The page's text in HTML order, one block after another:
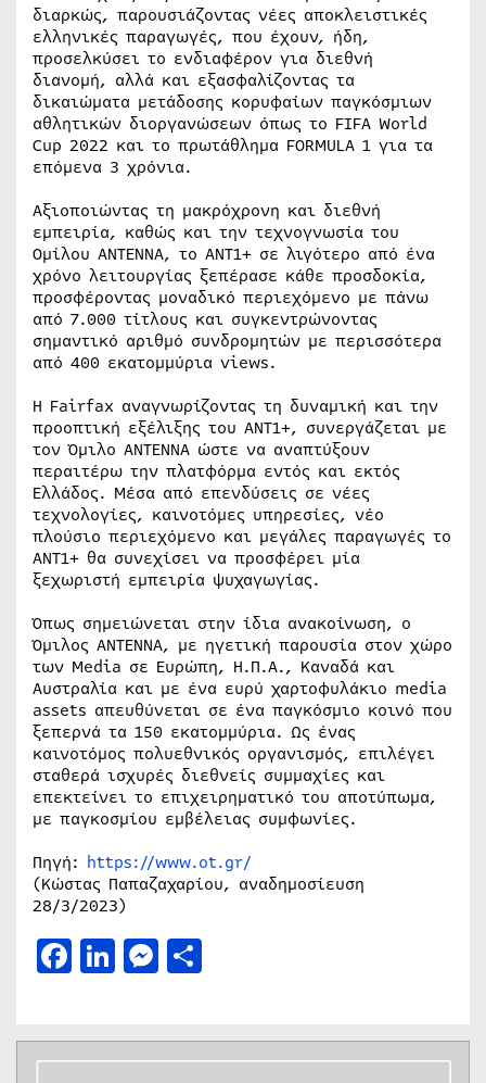
διαρκώς, παρουσιάζοντας νέες αποκλειστικές
ελληνικές παραγωγές, που έχουν, ήδη,
προσελκύσει το ενδιαφέρον για διεθνή
διανομή, αλλά και εξασφαλίζοντας τα
δικαιώματα μετάδοσης κορυφαίων παγκόσμιων
αθλητικών διοργανώσεων όπως το FIFA World
Cup 2022 και το πρωτάθλημα FORMULA 1 για τα
επόμενα 3 χρόνια.
Αξιοποιώντας τη μακρόχρονη και διεθνή
εμπειρία, καθώς και την τεχνογνωσία του
Ομίλου ΑΝΤΕΝΝΑ, το ΑΝΤ1+ σε λιγότερο από ένα
χρόνο λειτουργίας ξεπέρασε κάθε προσδοκία,
προσφέροντας μοναδικό περιεχόμενο με πάνω
από 7.000 τίτλους και συγκεντρώνοντας
σημαντικό αριθμό συνδρομητών με περισσότερα
από 400 εκατομμύρια views.
Η Fairfax αναγνωρίζοντας τη δυναμική και την
προοπτική εξέλιξης του ANT1+, συνεργάζεται με
τον Όμιλο ΑΝΤΕΝΝΑ ώστε να αναπτύξουν
περαιτέρω την πλατφόρμα εντός και εκτός
Ελλάδος. Μέσα από επενδύσεις σε νέες
τεχνολογίες, καινοτόμες υπηρεσίες, νέο
πλούσιο περιεχόμενο και μεγάλες παραγωγές το
ΑΝΤ1+ θα συνεχίσει να προσφέρει μία
ξεχωριστή εμπειρία ψυχαγωγίας.
Όπως σημειώνεται στην ίδια ανακοίνωση, ο
Όμιλος ΑΝΤΕΝΝΑ, με ηγετική παρουσία στον χώρο
των Media σε Ευρώπη, Η.Π.Α., Καναδά και
Αυστραλία και με ένα ευρύ χαρτοφυλάκιο media
assets απευθύνεται σε ένα παγκόσμιο κοινό που
ξεπερνά τα 150 εκατομμύρια. Ως ένας
καινοτόμος πολυεθνικός οργανισμός, επιλέγει
σταθερά ισχυρές διεθνείς συμμαχίες και
επεκτείνει το επιχειρηματικό του αποτύπωμα,
με παγκοσμίου εμβέλειας συμφωνίες.
Πηγή: https://www.ot.gr/
(Κώστας Παπαζαχαρίου, αναδημοσίευση
28/3/2023)
Facebook
LinkedIn
Messenger